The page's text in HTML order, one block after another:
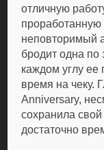
отличную
неповторимый
бродит одна по
каждом углу ее
время на чеку.
Anniversary,
сохранила свой
достаточно